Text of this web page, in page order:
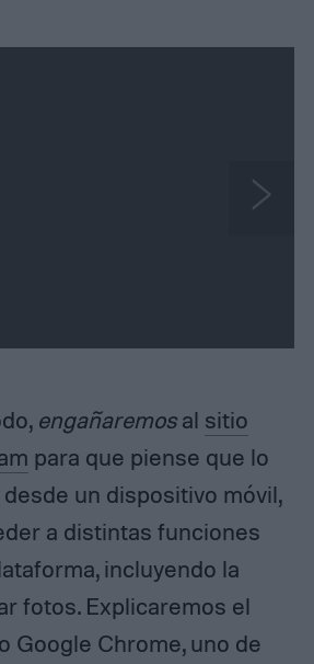
engañaremosal sitio
para que piense que lo
un dispositivo móvil,
a distintas funciones
incluyendo la
fotos. Explicaremos el
Google Chrome, uno de